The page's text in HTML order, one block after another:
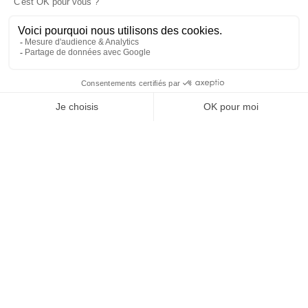
SHOW MORE